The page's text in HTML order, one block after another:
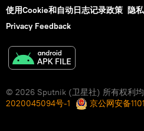
使用Cookie和自动日志记录政策 隐
Privacy Feedback
© 2026 Sputnik (卫星社) 所有权利
2020045094号-1
京公网安备